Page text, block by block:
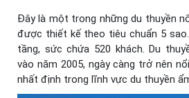
Đây là một trong những du thuyền
được thiết kế theo tiêu chuẩn 5
tầng, sức chứa 520 khách. Du
vào năm 2005, ngày càng trở nên
nhất định trong lĩnh vực du thuyền